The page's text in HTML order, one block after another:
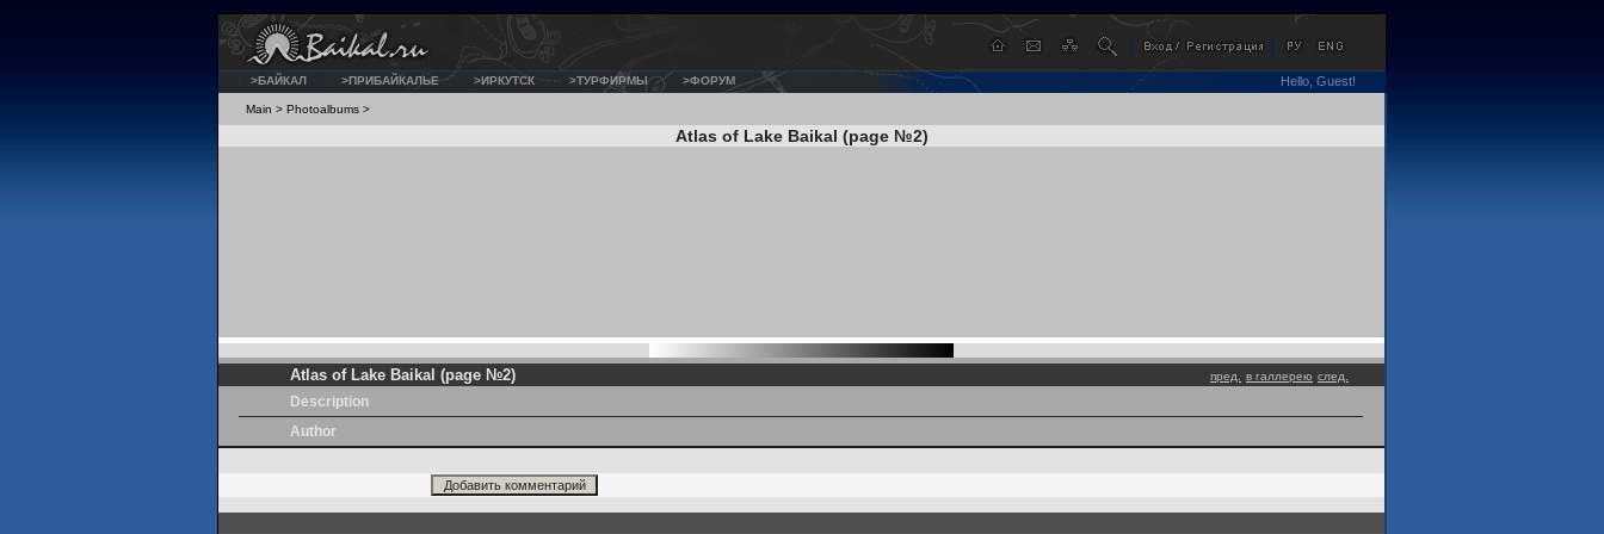
>БАЙКАЛ >ПРИБАЙКАЛЬЕ >ИРКУТСК >ТУРФИРМЫ >ФОРУМ Hello, Guest!
Main > Photoalbums >
Atlas of Lake Baikal (page №2)
Atlas of Lake Baikal (page №2) пред. в галлерею след.
Description
Author